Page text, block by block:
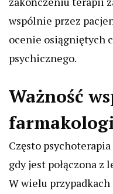
wspólnie przez
ocenie osiągniętych
psychicznego.
Ważność
Często
gdy jest połączona
W wielu